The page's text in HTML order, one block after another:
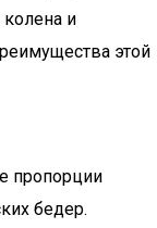
и
этой
пропорции
бедер.